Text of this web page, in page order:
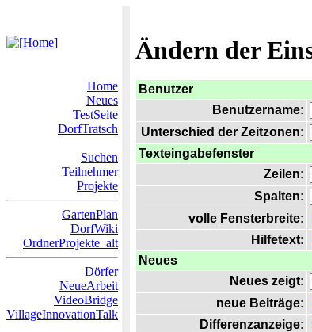
Ändern der
Home
Neues
TestSeite
DorfTratsch
Suchen
Teilnehmer
Projekte
GartenPlan
DorfWiki
OrdnerProjekte_alt
Dörfer
NeueArbeit
VideoBridge
VillageInnovationTalk
Benutzer
Benutzername:
Unterschied der Zeitzonen:
Texteingabefenster
Zeilen:
Spalten:
volle Fensterbreite:
Hilfetext:
Neues
Neues zeigt:
neue Beiträge:
Differenzanzeige: